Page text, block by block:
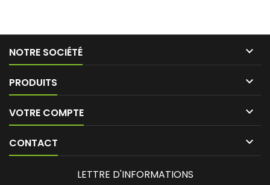
NOTRE SOCIÉTÉ 
PRODUITS 
VOTRE COMPTE 
CONTACT 
LETTRE D'INFORMATIONS